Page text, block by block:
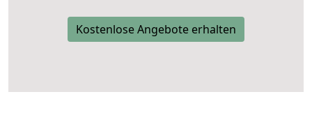
Kostenlose Angebote erhalten